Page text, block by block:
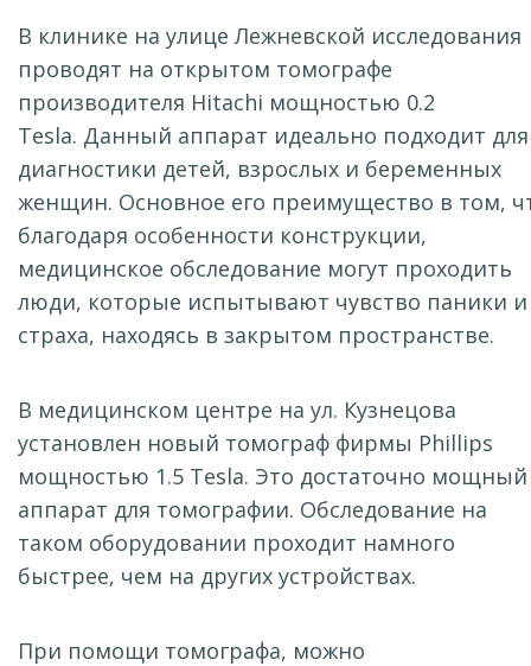
В клинике на улице Лежневской исследования
проводят на открытом томографе
производителя Hitachi мощностью 0.2
Tesla. Данный аппарат идеально подходит для
диагностики детей, взрослых и беременных
женщин. Основное его преимущество в том,
благодаря особенности конструкции,
медицинское обследование могут проходить
люди, которые испытывают чувство паники и
страха, находясь в закрытом пространстве.
В медицинском центре на ул. Кузнецова
установлен новый томограф фирмы Phillips
мощностью 1.5 Tesla. Это достаточно мощный
аппарат для томографии. Обследование на
таком оборудовании проходит намного
быстрее, чем на других устройствах.
При помощи томографа, можно